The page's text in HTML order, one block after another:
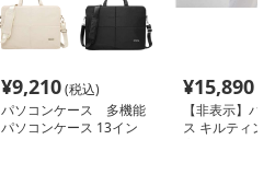
¥9,210(税込)
パソコンケース 多機能
パソコンケース 13イン
¥15,890
【非表示】パ
ス キルティン